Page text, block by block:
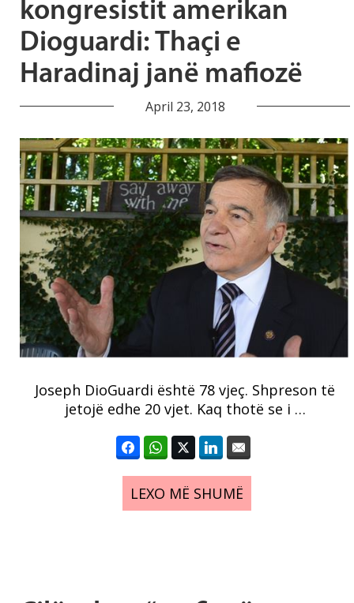
kongresistit amerikan
Dioguardi: Thaçi e
Haradinaj janë mafiozë
April 23, 2018
Joseph DioGuardi është 78 vjeç. Shpreson të
jetojë edhe 20 vjet. Kaq thotë se i …
LEXO MË SHUMË